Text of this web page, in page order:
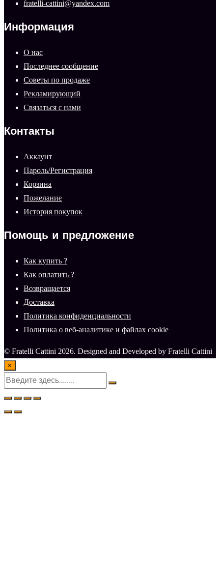
fratelli-cattini@yandex.com
Информация
О нас
Последнее сообщение
Советы по продаже
Рекламирующий
Связаться с нами
Контакты
Аккаунт
Пароль/Регистрация
Корзина
Пожелание
История покупок
Помощь и предложение
Как купить ?
Как оплатить ?
Возвращается
Доставка
Политика конфиденциальности
Политика о веб-аналитике и файлах cookie
© Fratelli Cattini 2026. Designed and Developed by Fratelli Cattini
×